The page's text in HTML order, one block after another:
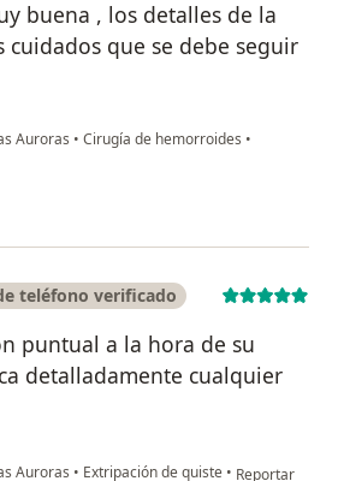
buena , los detalles de la
cuidados que se debe seguir
Auroras • Cirugía de hemorroides •
teléfono verificado
puntual a la hora de su
detalladamente cualquier
Auroras • Extripación de quiste • en opinión del
Reportar